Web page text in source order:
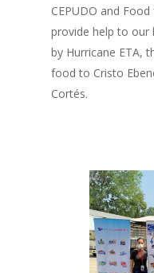
CEPUDO and
provide help to our
by Hurricane ETA,
food to Cristo
Cortés.